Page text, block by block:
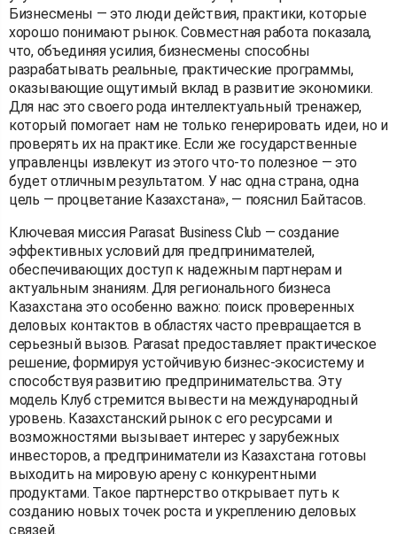
Бизнесмены — это люди действия, практики, которые
хорошо понимают рынок. Совместная работа показала,
что, объединяя усилия, бизнесмены способны
разрабатывать реальные, практические программы,
оказывающие ощутимый вклад в развитие экономики.
Для нас это своего рода интеллектуальный тренажер,
который помогает нам не только генерировать идеи, но и
проверять их на практике. Если же государственные
управленцы извлекут из этого что-то полезное — это
будет отличным результатом. У нас одна страна, одна
цель — процветание Казахстана», — пояснил Байтасов.
Ключевая миссия Parasat Business Club — создание
эффективных условий для предпринимателей,
обеспечивающих доступ к надежным партнерам и
актуальным знаниям. Для регионального бизнеса
Казахстана это особенно важно: поиск проверенных
деловых контактов в областях часто превращается в
серьезный вызов. Parasat предоставляет практическое
решение, формируя устойчивую бизнес-экосистему и
способствуя развитию предпринимательства. Эту
модель Клуб стремится вывести на международный
уровень. Казахстанский рынок с его ресурсами и
возможностями вызывает интерес у зарубежных
инвесторов, а предприниматели из Казахстана готовы
выходить на мировую арену с конкурентными
продуктами. Такое партнерство открывает путь к
созданию новых точек роста и укреплению деловых
связей.